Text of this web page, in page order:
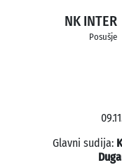
NK INTER
Posušje
Glavni sudija: